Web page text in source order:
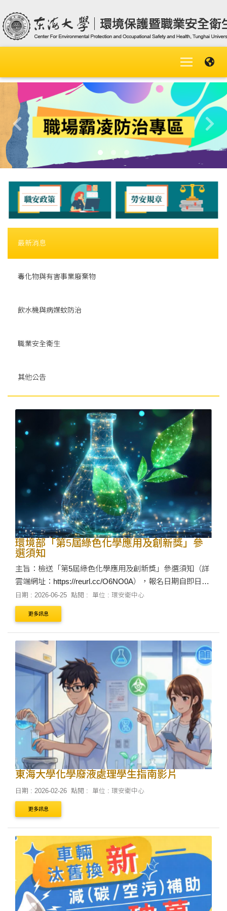
最新消息
毒化物與有害事業廢棄物
飲水機與病媒蚊防治
職業安全衛生
其他公告
環境部「第5屆綠色化學應用及創新獎」參
選須知
主旨：檢送「第5屆綠色化學應用及創新獎」參選須知（詳
雲端網址：https://reurl.cc/O6NO0A），報名日期自即日起
至115年8月31日下午6時止，請惠予廣為轉知所屬、宣傳並
日期 : 2026-06-25 點閱 : 單位 : 環安衛中心
更多訊息
東海大學化學廢液處理學生指南影片
日期 : 2026-02-26 點閱 : 單位 : 環安衛中心
更多訊息